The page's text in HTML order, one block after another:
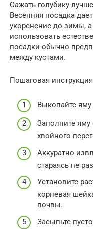
Сажать голубику
Весенняя посадка
укоренение до зимы,
использовать
посадки обычно
между кустами.
Пошаговая
Выкопайте
Заполните
хвойного
Аккуратно
стараясь не
Установите
корневая
почвы.
Засыпьте